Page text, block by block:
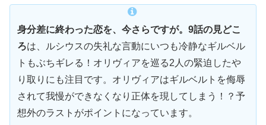
身分差に終わった恋を、今さらですが。9話の見どこ
ろは、ルシウスの失礼な言動にいつも冷静なギルベル
トもぶちギレる！オリヴィアを巡る2人の緊迫したや
り取りにも注目です。オリヴィアはギルベルトを侮辱
されて我慢ができなくなり正体を現してしまう！？予
想外のラストがポイントになっています。